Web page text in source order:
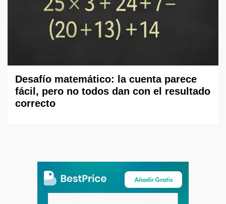
Desafío matemático: la cuenta parece
fácil, pero no todos dan con el resultado
correcto